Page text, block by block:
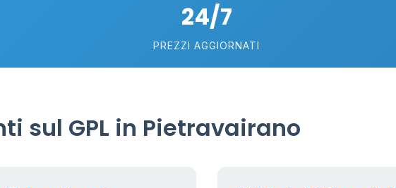
20
24/7
PREZZI AGGIORNATI
sul GPL in Pietravairano